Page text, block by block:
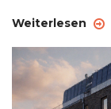
Weiterlesen